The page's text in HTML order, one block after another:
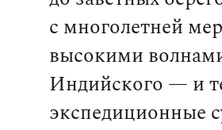
с многолетней
высокими
Индийского — и
экспедиционные